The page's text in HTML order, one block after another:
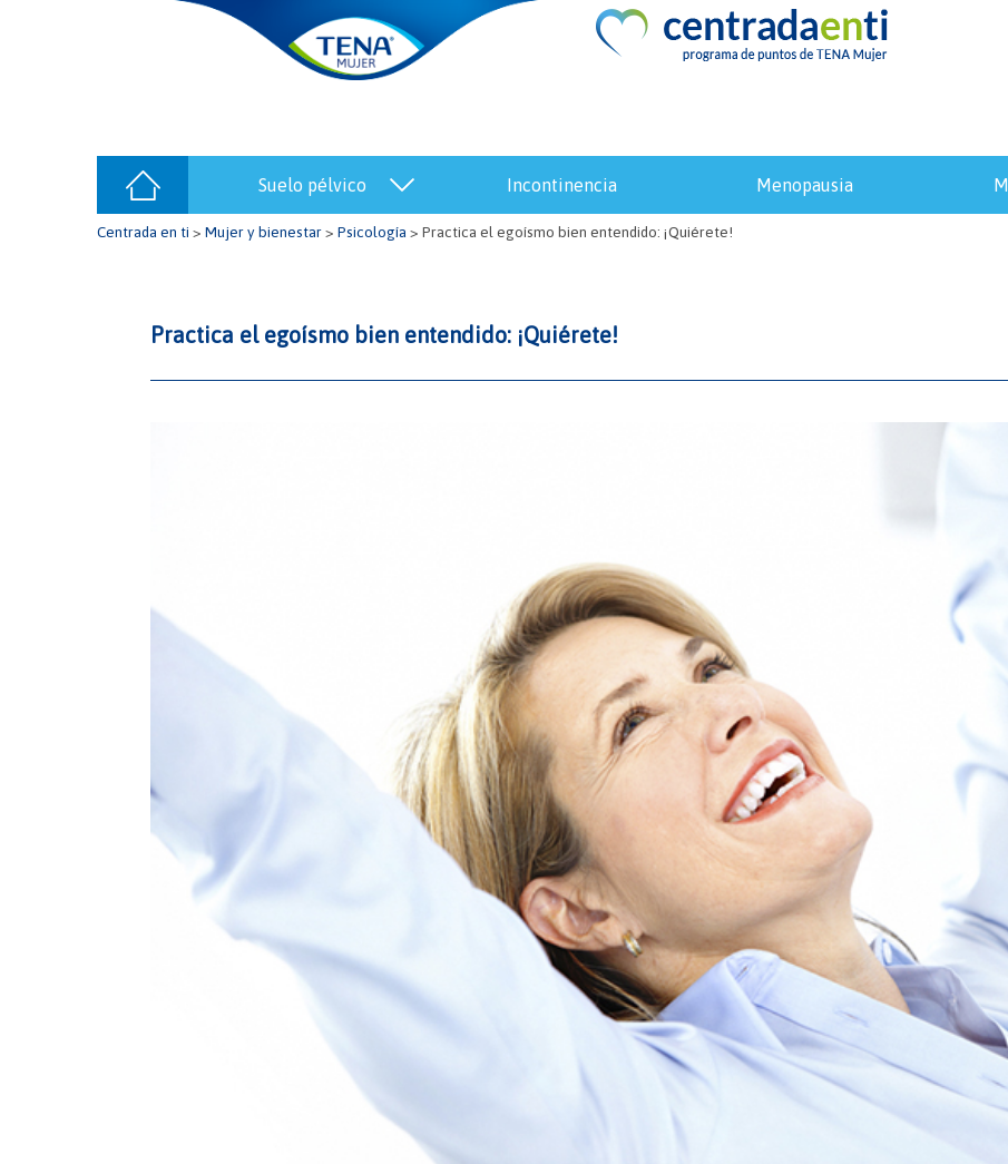
suelo pélvico incontinencia menopausia
Centrada en ti > Mujer y bienestar> Psicología > Practica el egoísmo bien entendido: ¡Quiérete!
Practica el egoísmo bien entendido: ¡Quiérete!